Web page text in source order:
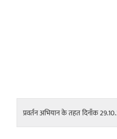
प्रवर्तन अभियान के तहत दिनाँक